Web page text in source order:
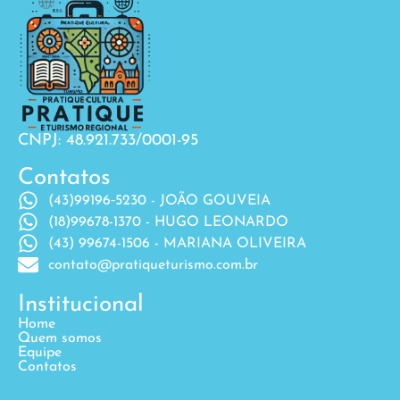
CNPJ: 48.921.733/0001-95
Contatos
(43)99196‐5230 - JOÃO GOUVEIA
(18)99678-1370 - HUGO LEONARDO
(43) 99674-1506 - MARIANA OLIVEIRA
contato@pratiqueturismo.com.br
Institucional
Home
Quem somos
Equipe
Contatos